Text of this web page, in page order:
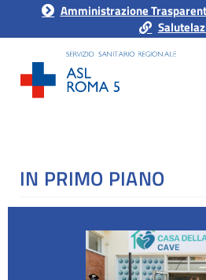
Amministrazione
IN PRIMO PIANO